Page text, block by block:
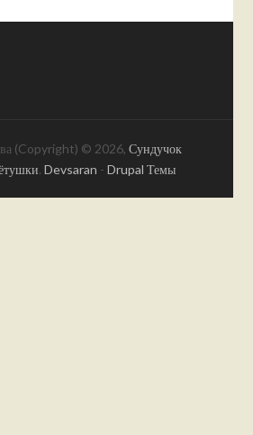
(Copyright) © 2026, Сундучок
. Devsaran - Drupal Темы